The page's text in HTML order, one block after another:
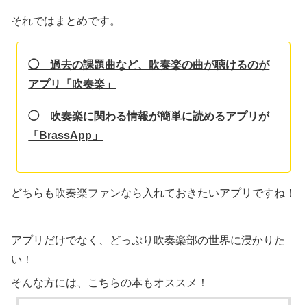
それではまとめです。
◯ 過去の課題曲など、吹奏楽の曲が聴けるのが
アプリ「吹奏楽」
◯ 吹奏楽に関わる情報が簡単に読めるアプリが
「BrassApp」
どちらも吹奏楽ファンなら入れておきたいアプリですね！
アプリだけでなく、どっぷり吹奏楽部の世界に浸かりた
い！
そんな方には、こちらの本もオススメ！